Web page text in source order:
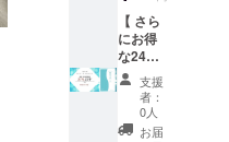
俗に反
すると
思われ
る方に
ついて
はお断
りする
をご確
認くだ
さい。
※商品に
は送料
が含ま
れてい
艶肌女
神 1袋
チケッ
ト有効
期限：
リター
ンお届
【 さら
にお得
な24ヶ
月セッ
ト／
27％OF
F】
支援
者：
0人
お届